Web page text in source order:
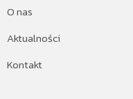
O nas
Aktualności
Kontakt